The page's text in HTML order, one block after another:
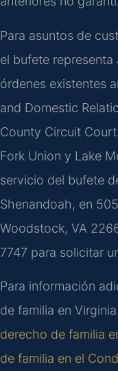
Para asuntos de
el bufete
órdenes existentes
and Domestic
County Circuit
Fork Union y Lake
servicio del bufete
Shenandoah, en
Woodstock, VA
7747 para solicitar
Para información
de familia en
derecho de familia
de familia en el